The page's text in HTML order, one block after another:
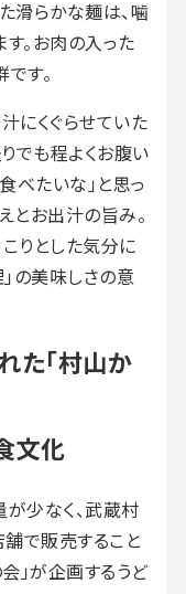
滑らかな麺は、噛
。お肉の入った
す。
にくぐらせていた
でも程よくお腹い
べたいな」と思っ
とお出汁の旨み。
りとした気分に
の美味しさの意
た「村山か
文化
少なく、武蔵村
舗で販売すること
」が企画するうど